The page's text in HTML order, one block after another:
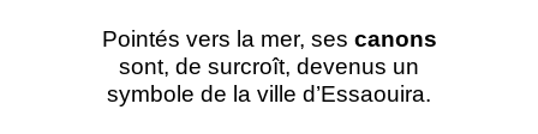
Pointés vers la mer, ses canons
sont, de surcroît, devenus un
symbole de la ville d’Essaouira.